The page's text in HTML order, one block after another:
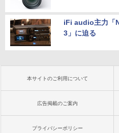
iFi audio主力「
3」に迫る
本サイトのご利用について
広告掲載のご案内
プライバシーポリシー